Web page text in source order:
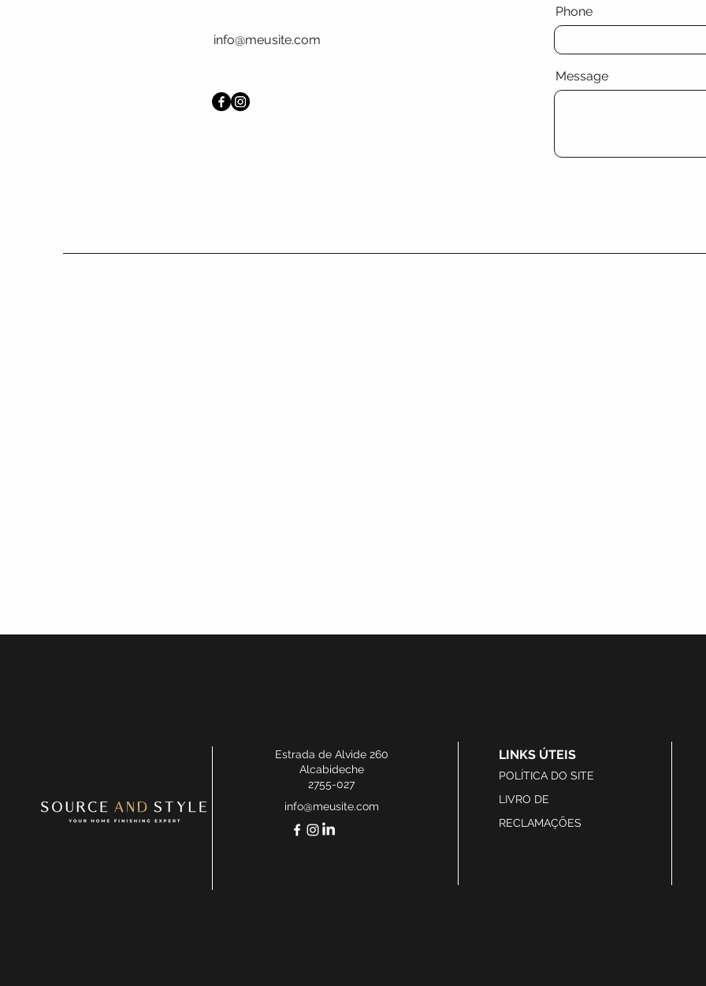
info@meusite.com
Phone
Message
Estrada de Alvide 260
Alcabideche
2755-027
info@meusite.com
LINKS ÚTEIS
POLÍTICA DO SITE
LIVRO DE
RECLAMAÇÕES